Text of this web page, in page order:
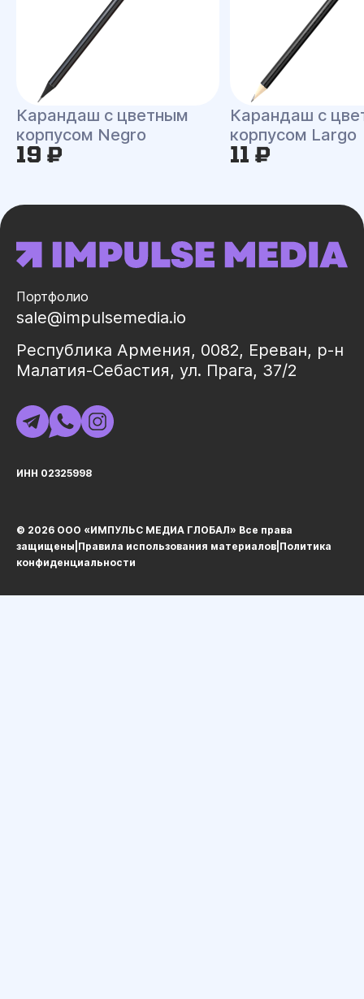
Карандаш с цветным
корпусом Negro
19 ₽
Карандаш с
корпусом Largo
11 ₽
Портфолио
sale@impulsemedia.io
Республика Армения, 0082, Ереван, р-н
Малатия-Себастия, ул. Прага, 37/2
ИНН 02325998
© 2026 ООО «ИМПУЛЬС МЕДИА ГЛОБАЛ» Все права
защищеныㅤ|ㅤ Правила использования материалов Политика
конфиденциальности